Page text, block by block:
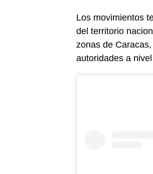
Los movimientos
del territorio
zonas de
autoridades a